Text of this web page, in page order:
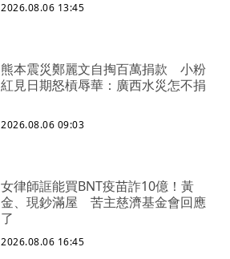
2026.08.06 13:45
熊本震災鄭麗文自掏百萬捐款 小粉
紅見日期怒槓辱華：廣西水災怎不捐
2026.08.06 09:03
女律師誆能買BNT疫苗詐10億！黃
金、現鈔滿屋 苦主慈濟基金會回應
了
2026.08.06 16:45